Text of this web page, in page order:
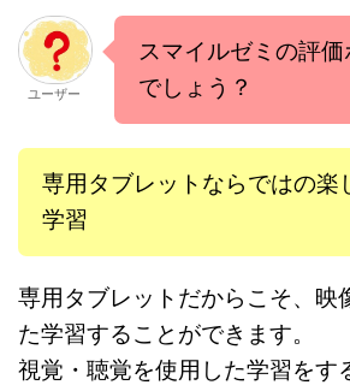
ユーザー
スマイルゼミの評
でしょう？
専用タブレットならではの楽
学習
専用タブレットだからこそ、映
た学習することができます。
視覚・聴覚を使用した学習をす